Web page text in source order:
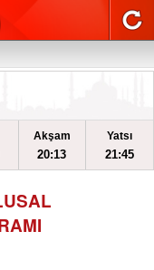
Akşam
20:13
Yatsı
21:45